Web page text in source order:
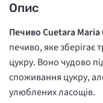
Опис
Печиво Cuetara Maria
печиво, яке зберігає
цукру. Воно чудово
споживання цукру,
улюблених ласощів.